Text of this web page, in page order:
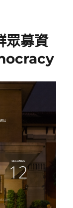
眾募資